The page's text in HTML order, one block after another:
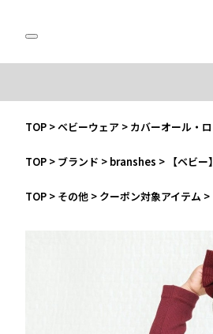
TOP >ベビーウェア > カバーオール・
TOP > ブランド > branshes > 【ベビ
TOP > その他 > クーポン対象アイテム >